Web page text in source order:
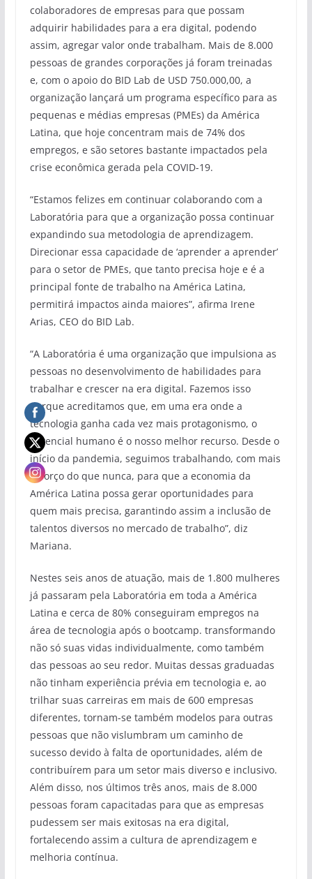
colaboradores de empresas para que possam
adquirir habilidades para a era digital, podendo
assim, agregar valor onde trabalham. Mais de 8.000
pessoas de grandes corporações já foram treinadas
e, com o apoio do BID Lab de USD 750.000,00, a
organização lançará um programa específico para as
pequenas e médias empresas (PMEs) da América
Latina, que hoje concentram mais de 74% dos
empregos, e são setores bastante impactados pela
crise econômica gerada pela COVID-19.
“Estamos felizes em continuar colaborando com a
Laboratória para que a organização possa continuar
expandindo sua metodologia de aprendizagem.
Direcionar essa capacidade de ‘aprender a aprender’
para o setor de PMEs, que tanto precisa hoje e é a
principal fonte de trabalho na América Latina,
permitirá impactos ainda maiores”, afirma Irene
Arias, CEO do BID Lab.
“A Laboratória é uma organização que impulsiona as
pessoas no desenvolvimento de habilidades para
trabalhar e crescer na era digital. Fazemos isso
porque acreditamos que, em uma era onde a
tecnologia ganha cada vez mais protagonismo, o
potencial humano é o nosso melhor recurso. Desde o
início da pandemia, seguimos trabalhando, com mais
esforço do que nunca, para que a economia da
América Latina possa gerar oportunidades para
quem mais precisa, garantindo assim a inclusão de
talentos diversos no mercado de trabalho”, diz
Mariana.
Nestes seis anos de atuação, mais de 1.800 mulheres
já passaram pela Laboratória em toda a América
Latina e cerca de 80% conseguiram empregos na
área de tecnologia após o bootcamp. transformando
não só suas vidas individualmente, como também
das pessoas ao seu redor. Muitas dessas graduadas
não tinham experiência prévia em tecnologia e, ao
trilhar suas carreiras em mais de 600 empresas
diferentes, tornam-se também modelos para outras
pessoas que não vislumbram um caminho de
sucesso devido à falta de oportunidades, além de
contribuírem para um setor mais diverso e inclusivo.
Além disso, nos últimos três anos, mais de 8.000
pessoas foram capacitadas para que as empresas
pudessem ser mais exitosas na era digital,
fortalecendo assim a cultura de aprendizagem e
melhoria contínua.